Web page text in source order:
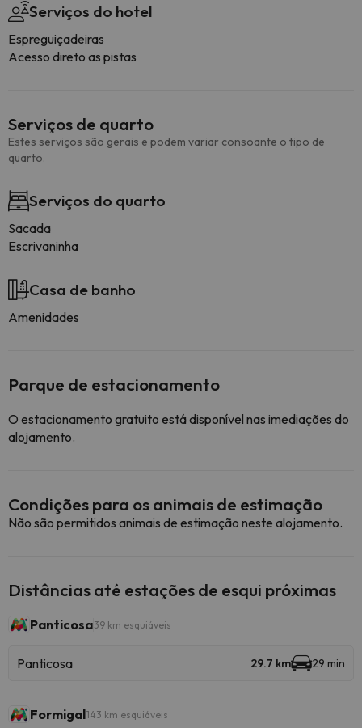
Serviços do hotel
Espreguiçadeiras
Acesso direto as pistas
Serviços de quarto
Estes serviços são gerais e podem variar consoante o tipo de
quarto.
Serviços do quarto
Sacada
Escrivaninha
Casa de banho
Amenidades
Parque de estacionamento
O estacionamento gratuito está disponível nas imediações do
alojamento.
Condições para os animais de estimação
Não são permitidos animais de estimação neste alojamento.
Distâncias até estações de esqui próximas
Panticosa39 km esquiáveis
Panticosa 29.7 km 29 min
Formigal143 km esquiáveis